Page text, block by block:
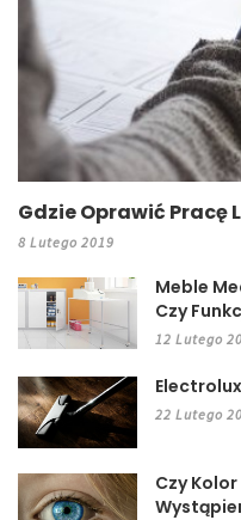
Gdzie Oprawić Pracę
8 Lutego 2019
Meble
Czy
12 Lutego
22 Lutego
Czy Kolor